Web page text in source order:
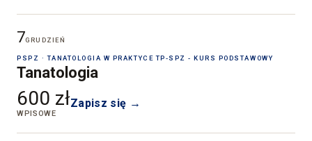
7GRUDZIEŃ
PSPZ · TANATOLOGIA W PRAKTYCE TP-SPZ - KURS PODSTAWOWY
Tanatologia
600 zł
WPISOWE
Zapisz się →